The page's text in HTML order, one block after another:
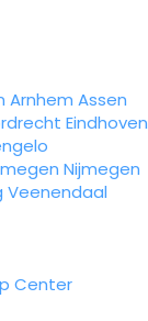
Arnhem Assen
Eindhoven
Nijmegen
Veenendaal
Center